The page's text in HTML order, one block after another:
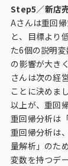
Step5／新店
Aさんは重回
と、目標より
た6個の説明
の影響が大き
さんは次の経
ことに決めまし
以上が、重回
重回帰分析は
重回帰分析は
量解析」のた
変数を持つデ